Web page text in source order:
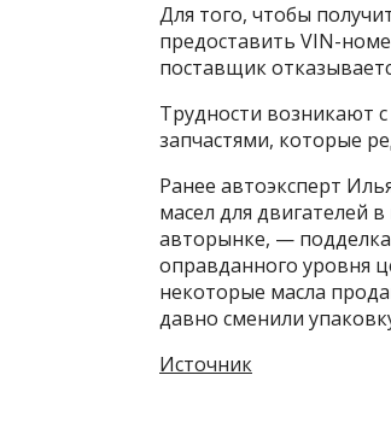
Для того, чтобы
предоставить VIN-
поставщик
Трудности возникают
запчастями, которые
Ранее автоэксперт
масел для двигателей
авторынке, —
оправданного уровня
некоторые масла
давно сменили
Источник